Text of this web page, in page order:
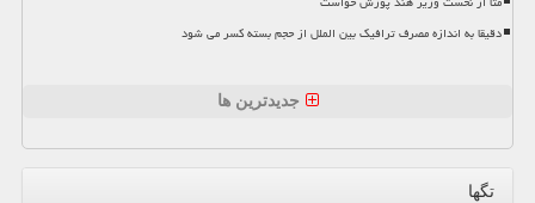
دقیقا به اندازه مصرف ترافیک بین الملل از حجم بسته کسر می شود
جدیدترین ها
تگها